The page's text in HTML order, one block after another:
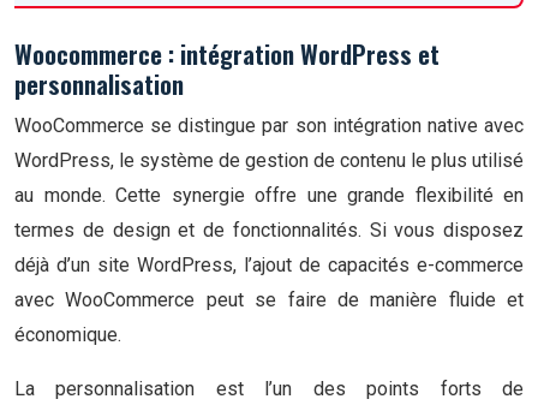
Woocommerce : intégration WordPress et
personnalisation
WooCommerce se distingue par son intégration native avec
WordPress, le système de gestion de contenu le plus utilisé
au monde. Cette synergie offre une grande flexibilité en
termes de design et de fonctionnalités. Si vous disposez
déjà d’un site WordPress, l’ajout de capacités e-commerce
avec WooCommerce peut se faire de manière fluide et
économique.
La personnalisation est l’un des points forts de